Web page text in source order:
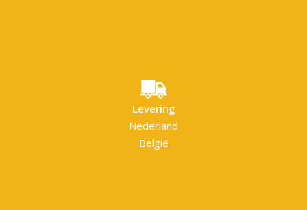
Levering
Nederland
België